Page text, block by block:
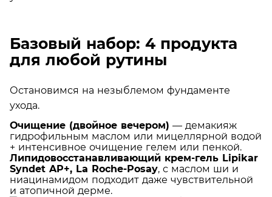
Базовый набор: 4 продукта
для любой рутины
Остановимся на незыблемом фундаменте
ухода.
Очищение (двойное вечером) — демакияж
гидрофильным маслом или мицеллярной водой
+ интенсивное очищение гелем или пенкой.
Липидовосстанавливающий крем-гель Lipikar
Syndet AP+, La Roche-Posay, с маслом ши и
ниацинамидом подходит даже чувствительной
и атопичной дерме.